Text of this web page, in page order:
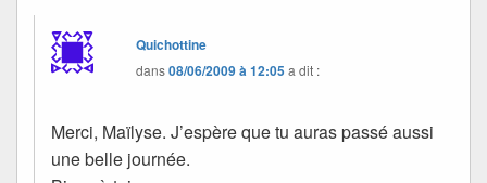
Quichottine
dans08/06/2009 à 12:05a dit :
Merci, Maïlyse. J’espère que tu auras passé aussi
une belle journée.